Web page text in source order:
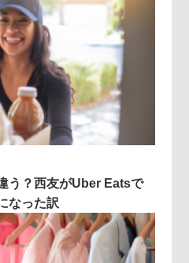
う？西友がUber Eatsで
なった訳